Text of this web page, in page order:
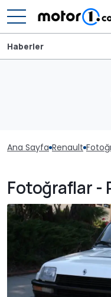
Haberler
Ana Sayfa Renault
Fotoğraflar -